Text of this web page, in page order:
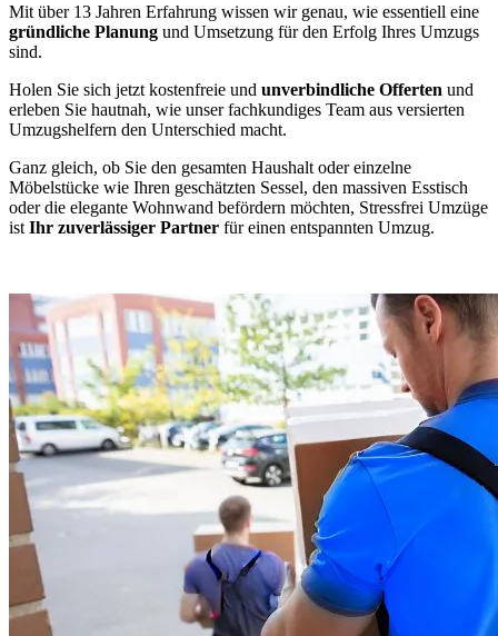
Mit über 13 Jahren Erfahrung wissen wir genau, wie essentiell eine
gründliche Planung und Umsetzung für den Erfolg Ihres Umzugs
sind.
Holen Sie sich jetzt kostenfreie und unverbindliche Offerten und
erleben Sie hautnah, wie unser fachkundiges Team aus versierten
Umzugshelfern den Unterschied macht.
Ganz gleich, ob Sie den gesamten Haushalt oder einzelne
Möbelstücke wie Ihren geschätzten Sessel, den massiven Esstisch
oder die elegante Wohnwand befördern möchten, Stressfrei Umzüge
ist Ihr zuverlässiger Partner für einen entspannten Umzug.